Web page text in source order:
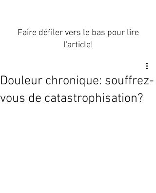
Faire défiler vers le bas pour lire
l'article!
Douleur chronique: souffrez-
vous de catastrophisation?